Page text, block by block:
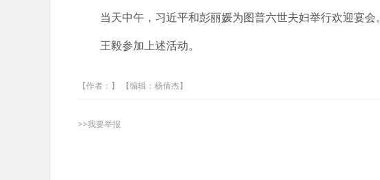
当天中午，习近平和彭丽媛为图普六世夫妇举行欢迎宴会。
王毅参加上述活动。
【作者：】 【编辑：杨倩杰】
>>我要举报